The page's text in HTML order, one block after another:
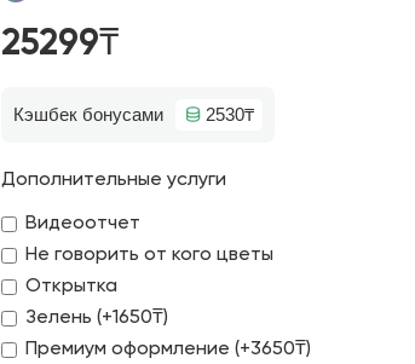
25299₸
Кэшбек бонусами 2530₸
Дополнительные услуги
Видеоотчет
Не говорить от кого цветы
Открытка
Зелень (+1650₸)
Премиум оформление (+3650₸)